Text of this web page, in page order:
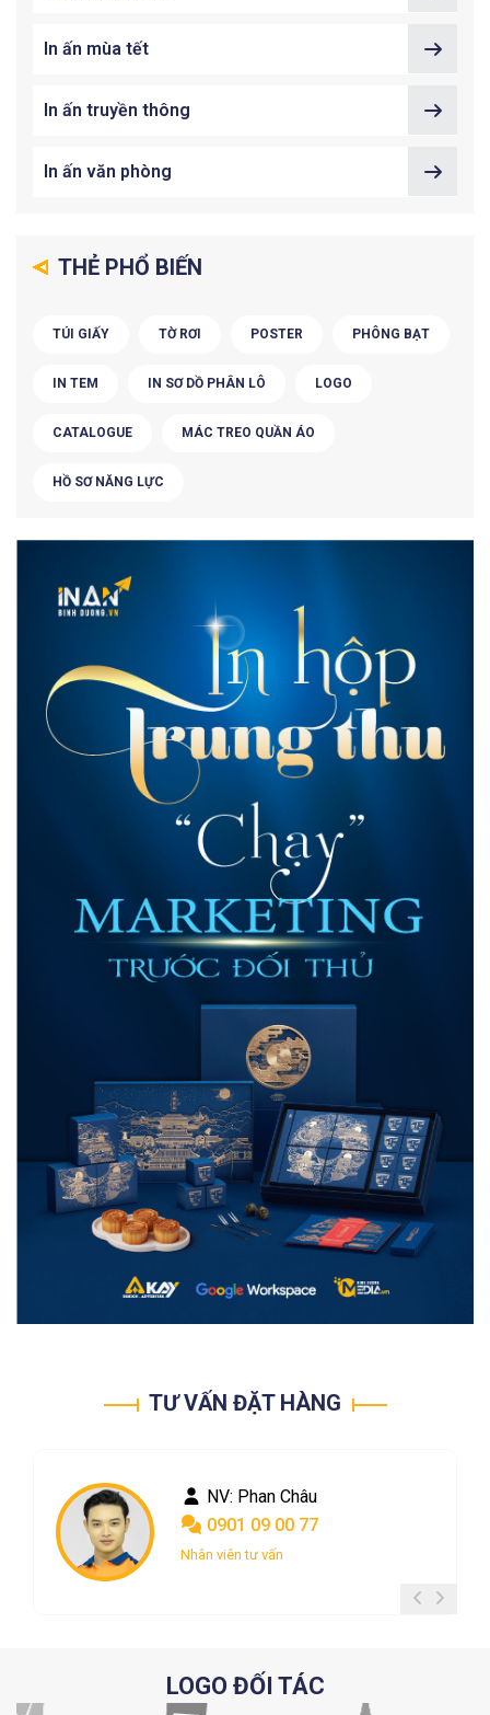
In ấn mùa tết
In ấn truyền thông
In ấn văn phòng
THẺ PHỔ BIẾN
TÚI GIẤY TỜ RƠI POSTER PHÔNG BẠT
IN TEM IN SƠ DỒ PHÂN LÔ LOGO
CATALOGUE MÁC TREO QUẦN ÁO
HỒ SƠ NĂNG LỰC
TƯ VẤN ĐẶT HÀNG
NV: Phan Châu
0901 09 00 77
Nhân viên tư vấn
LOGO ĐỐI TÁC